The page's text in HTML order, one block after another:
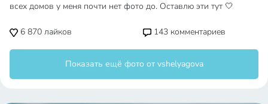
всех домов у меня почти нет фото до. Оставлю эти тут 🤍
6 870 лайков 143 комментариев
Показать ещё фото от vshelyagova